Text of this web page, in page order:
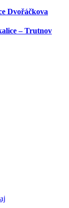
Dvořáčkova
– Trutnov